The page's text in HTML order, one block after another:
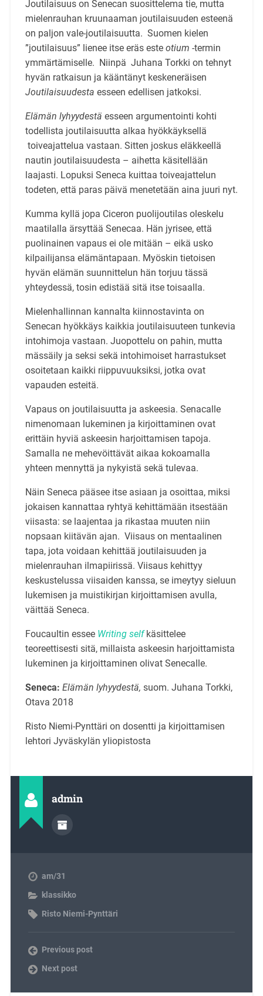
Joutilaisuus on Senecan suosittelema tie, mutta
mielenrauhan kruunaaman joutilaisuuden esteenä
on paljon vale-joutilaisuutta. Suomen kielen
”joutilaisuus” lienee itse eräs esteotium -termin
ymmärtämiselle. Niinpä Juhana Torkki on tehnyt
hyvän ratkaisun ja kääntänyt keskeneräisen
Joutilaisuudesta esseen edellisen jatkoksi.
Elämän lyhyydestä esseen argumentointi kohti
todellista joutilaisuutta alkaa hyökkäyksellä
toiveajattelua vastaan. Sitten joskus eläkkeellä
nautin joutilaisuudesta – aihetta käsitellään
laajasti. Lopuksi Seneca kuittaa toiveajattelun
todeten, että paras päivä menetetään aina juuri nyt.
Kumma kyllä jopa Ciceron puolijoutilas oleskelu
maatilalla ärsyttää Senecaa. Hän jyrisee, että
puolinainen vapaus ei ole mitään – eikä usko
kilpailijansa elämäntapaan. Myöskin tietoisen
hyvän elämän suunnittelun hän torjuu tässä
yhteydessä, tosin edistää sitä itse toisaalla.
Mielenhallinnan kannalta kiinnostavinta on
Senecan hyökkäys kaikkia joutilaisuuteen tunkevia
intohimoja vastaan. Juopottelu on pahin, mutta
mässäily ja seksi sekä intohimoiset harrastukset
osoitetaan kaikki riippuvuuksiksi, jotka ovat
vapauden esteitä.
Vapaus on joutilaisuutta ja askeesia. Senacalle
nimenomaan lukeminen ja kirjoittaminen ovat
erittäin hyviä askeesin harjoittamisen tapoja.
Samalla ne mehevöittävät aikaa kokoamalla
yhteen mennyttä ja nykyistä sekä tulevaa.
Näin Seneca pääsee itse asiaan ja osoittaa, miksi
jokaisen kannattaa ryhtyä kehittämään itsestään
viisasta: se laajentaa ja rikastaa muuten niin
nopsaan kiitävän ajan. Viisaus on mentaalinen
tapa, jota voidaan kehittää joutilaisuuden ja
mielenrauhan ilmapiirissä. Viisaus kehittyy
keskustelussa viisaiden kanssa, se imeytyy sieluun
lukemisen ja muistikirjan kirjoittamisen avulla,
väittää Seneca.
Foucaultin esseeWriting self käsittelee
teoreettisesti sitä, millaista askeesin harjoittamista
lukeminen ja kirjoittaminen olivat Senecalle.
Seneca: Elämän lyhyydestä, suom. Juhana Torkki,
Otava 2018
Risto Niemi-Pynttäri on dosentti ja kirjoittamisen
lehtori Jyväskylän yliopistosta
admin
am/31
klassikko
Risto Niemi-Pynttäri
Previous post
Next post